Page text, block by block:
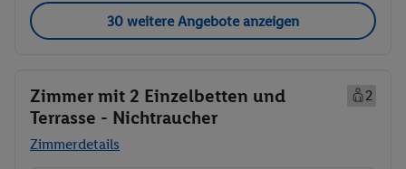
30 weitere Angebote anzeigen
Zimmer mit 2 Einzelbetten und
Terrasse - Nichtraucher
2
Zimmerdetails